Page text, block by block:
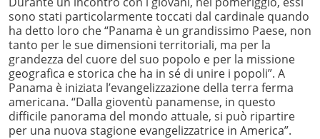
sono stati particolarmente toccati dal cardinale quando
ha detto loro che “Panama è un grandissimo Paese, non
tanto per le sue dimensioni territoriali, ma per la
grandezza del cuore del suo popolo e per la missione
geografica e storica che ha in sé di unire i popoli”. A
Panama è iniziata l’evangelizzazione della terra ferma
americana. “Dalla gioventù panamense, in questo
difficile panorama del mondo attuale, si può ripartire
per una nuova stagione evangelizzatrice in America”.